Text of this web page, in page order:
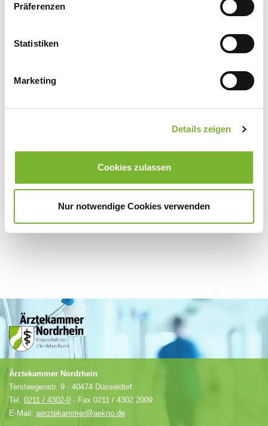
Präferenzen
Statistiken
Marketing
Details zeigen
Cookies zulassen
Nur notwendige Cookies verwenden
Mathias-Brüggen-Str. 39
Für weitere Informationen wenden Sie sich bitte direkt an den jeweiligen
Ärztekammer Nordrhein
Tersteegenstr. 9 · 40474 Düsseldorf
Tel. 0211 / 4302-0 · Fax 0211 / 4302 2009
E-Mail: aerztekammer@aekno.de